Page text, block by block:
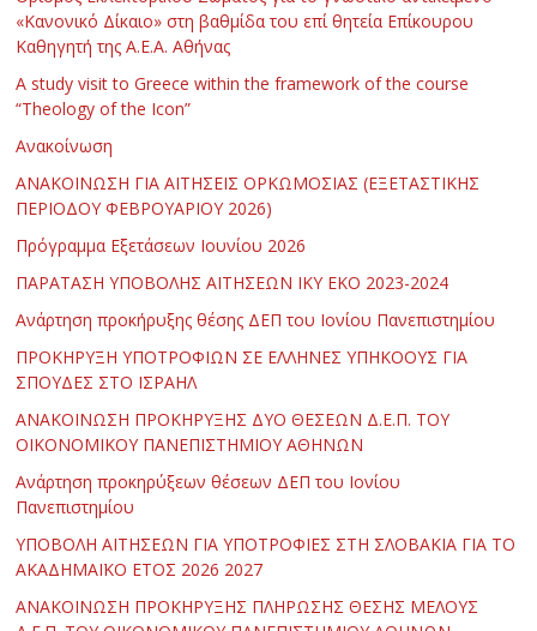
«Κανονικό Δίκαιο» στη βαθμίδα του επί θητεία Επίκουρου
Καθηγητή της Α.Ε.Α. Αθήνας
Α study visit to Greece within the framework of the course
“Theology of the Icon”
Ανακοίνωση
ΑΝΑΚΟΙΝΩΣΗ ΓΙΑ ΑΙΤΗΣΕΙΣ ΟΡΚΩΜΟΣΙΑΣ (ΕΞΕΤΑΣΤΙΚΗΣ
ΠΕΡΙΟΔΟΥ ΦΕΒΡΟΥΑΡΙΟΥ 2026)
Πρόγραμμα Εξετάσεων Ιουνίου 2026
ΠΑΡΑΤΑΣΗ ΥΠΟΒΟΛΗΣ ΑΙΤΗΣΕΩΝ ΙΚΥ ΕΚΟ 2023-2024
Ανάρτηση προκήρυξης θέσης ΔΕΠ του Ιονίου Πανεπιστημίου
ΠΡΟΚΗΡΥΞΗ ΥΠΟΤΡΟΦΙΩΝ ΣΕ ΕΛΛΗΝΕΣ ΥΠΗΚΟΟΥΣ ΓΙΑ
ΣΠΟΥΔΕΣ ΣΤΟ ΙΣΡΑΗΛ
ΑΝΑΚΟΙΝΩΣΗ ΠΡΟΚΗΡΥΞΗΣ ΔΥΟ ΘΕΣΕΩΝ Δ.Ε.Π. ΤΟΥ
ΟΙΚΟΝΟΜΙΚΟΥ ΠΑΝΕΠΙΣΤΗΜΙΟΥ ΑΘΗΝΩΝ
Ανάρτηση προκηρύξεων θέσεων ΔΕΠ του Ιονίου
Πανεπιστημίου
ΥΠΟΒΟΛΗ ΑΙΤΗΣΕΩΝ ΓΙΑ ΥΠΟΤΡΟΦΙΕΣ ΣΤΗ ΣΛΟΒΑΚΙΑ ΓΙΑ ΤΟ
ΑΚΑΔΗΜΑΪΚΟ ΕΤΟΣ 2026 2027
ΑΝΑΚΟΙΝΩΣΗ ΠΡΟΚΗΡΥΞΗΣ ΠΛΗΡΩΣΗΣ ΘΕΣΗΣ ΜΕΛΟΥΣ